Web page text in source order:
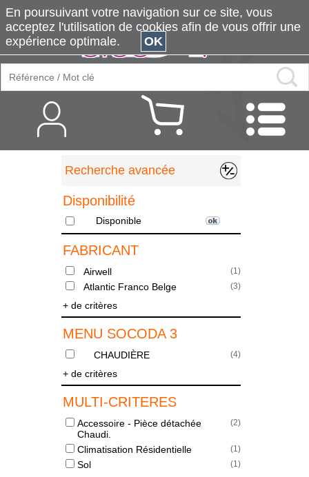
Recherche avancée
Disponibilité
Disponible
FABRICANT
Airwell (1)
Atlantic Franco Belge (3)
+ de critères
MENU SOCODA 3
CHAUDIÈRE (4)
+ de critères
MULTI-CRITERES
Accessoire - Pièce détachée
Chaudi.
(2)
Climatisation Résidentielle (1)
Sol (1)
En poursuivant votre navigation sur ce site, vous
acceptez l'utilisation de cookies afin de vous offrir une
expérience optimale.
OK